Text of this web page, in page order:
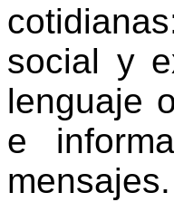
social y
lenguaje
e
mensajes.